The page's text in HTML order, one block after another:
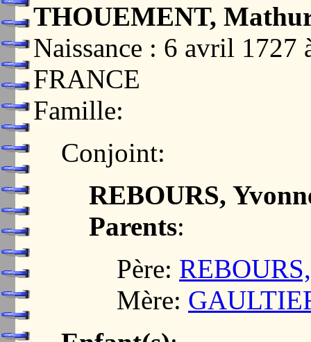
THOUEMENT,
Naissance : 6 avril
FRANCE
Famille:
Conjoint:
REBOURS,
Parents:
Père:
Mère: